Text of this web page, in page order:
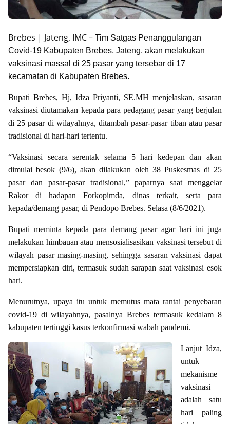
Brebes | Jateng, IMC – Tim Satgas Penanggulangan
Covid-19 Kabupaten Brebes, Jateng, akan melakukan
vaksinasi massal di 25 pasar yang tersebar di 17
kecamatan di Kabupaten Brebes.
Bupati Brebes, Hj, Idza Priyanti, SE.MH menjelaskan, sasaran
vaksinasi diutamakan kepada para pedagang pasar yang berjulan
di 25 pasar di wilayahnya, ditambah pasar-pasar tiban atau pasar
tradisional di hari-hari tertentu.
“Vaksinasi secara serentak selama 5 hari kedepan dan akan
dimulai besok (9/6), akan dilakukan oleh 38 Puskesmas di 25
pasar dan pasar-pasar tradisional,” paparnya saat menggelar
Rakor di hadapan Forkopimda, dinas terkait, serta para
kepada/demang pasar, di Pendopo Brebes. Selasa (8/6/2021).
Bupati meminta kepada para demang pasar agar hari ini juga
melakukan himbauan atau mensosialisasikan vaksinasi tersebut di
wilayah pasar masing-masing, sehingga sasaran vaksinasi dapat
mempersiapkan diri, termasuk sudah sarapan saat vaksinasi esok
hari.
Menurutnya, upaya itu untuk memutus mata rantai penyebaran
covid-19 di wilayahnya, pasalnya Brebes termasuk kedalam 8
kabupaten tertinggi kasus terkonfirmasi wabah pandemi.
Lanjut Idza,
untuk
mekanisme
vaksinasi
adalah satu
hari paling